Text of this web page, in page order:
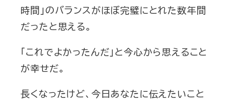
時間」のバランスがほぼ完璧にとれた数年間
だったと思える。
「これでよかったんだ」と今心から思えること
が幸せだ。
長くなったけど、今日あなたに伝えたいこと